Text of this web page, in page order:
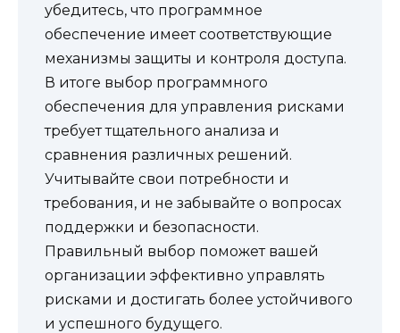
убедитесь, что программное
обеспечение имеет соответствующие
механизмы защиты и контроля доступа.
В итоге выбор программного
обеспечения для управления рисками
требует тщательного анализа и
сравнения различных решений.
Учитывайте свои потребности и
требования, и не забывайте о вопросах
поддержки и безопасности.
Правильный выбор поможет вашей
организации эффективно управлять
рисками и достигать более устойчивого
и успешного будущего.